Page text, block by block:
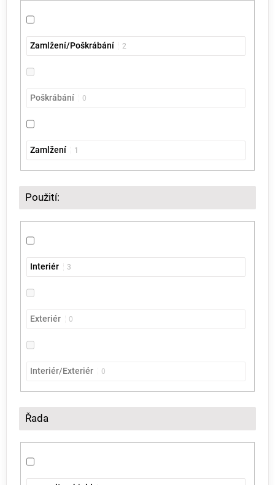
Zamlžení/Poškrábání 2
Poškrábání 0
Zamlžení 1
Použití:
Interiér 3
Exteriér 0
Interiér/Exteriér 0
Řada